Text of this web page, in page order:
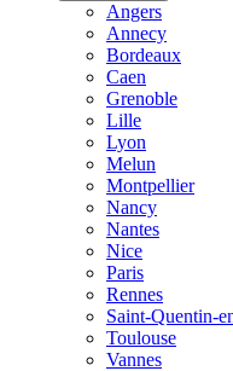
Angers
Annecy
Bordeaux
Caen
Grenoble
Lille
Lyon
Melun
Montpellier
Nancy
Nantes
Nice
Paris
Rennes
Saint-Quentin-
Toulouse
Vannes